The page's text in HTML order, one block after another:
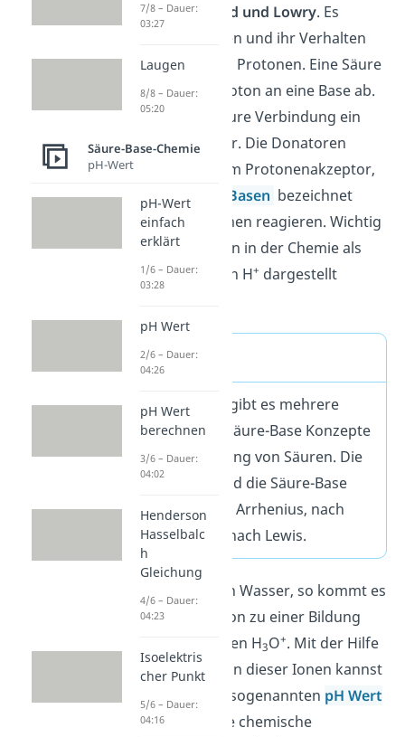
das vonBrönsted und Lowry. Es
beschreibt Säuren und ihr Verhalten
mit Hilfe von den Protonen. Eine Säure
gibt dabei ein Proton an eine Base ab.
Somit ist eine saure Verbindung ein
Protonendonator. Die Donatoren
können mit einem Protonenakzeptor,
welche auch als
Basen bezeichnet
werden, zusammen reagieren. Wichtig
ist, dass Protonen in der Chemie als
Wasserstoffionen H+ dargestellt
Merke
In der Chemie gibt es mehrere
verschiedene Säure-Base Konzepte
zur Beschreibung von Säuren. Die
wichtigsten sind die Säure-Base
Konzepte nach Arrhenius, nach
Brönsted und nach Lewis.
Löst du Säuren in Wasser, so kommt es
durch die Reaktion zu einer Bildung
von Oxoniumionen H3O+. Mit der Hilfe
der Konzentration dieser Ionen kannst
du dir dann den sogenannten pH Wert
errechnen. Saure chemische
7/8 – Dauer:
03:27
Laugen
8/8 – Dauer:
05:20
Säure-Base-Chemie
pH-Wert
pH-Wert
einfach
erklärt
1/6 – Dauer:
03:28
pH Wert
2/6 – Dauer:
04:26
pH Wert
berechnen
3/6 – Dauer:
04:02
Henderson
Hasselbalc
h
Gleichung
4/6 – Dauer:
04:23
Isoelektris
cher Punkt
5/6 – Dauer:
04:16